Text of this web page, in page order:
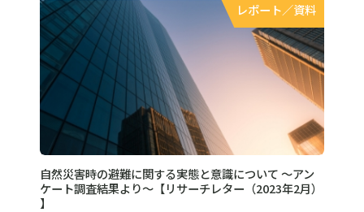
レポート／資料
自然災害時の避難に関する実態と意識について ～アン
ケート調査結果より～【リサーチレター（2023年2月）
】